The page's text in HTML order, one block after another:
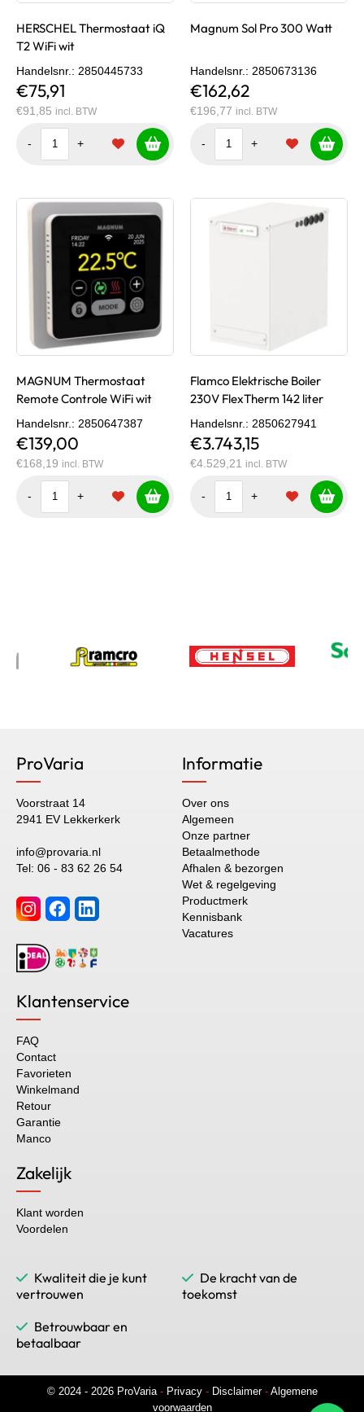
HERSCHEL Thermostaat iQ
T2 WiFi wit
Handelsnr. : 2850445733
€75,91
€91,85 incl. BTW
- +
Magnum Sol Pro 300 Watt
Handelsnr. : 2850673136
€162,62
€196,77 incl. BTW
- +
MAGNUM Thermostaat
Remote Controle WiFi wit
Handelsnr. : 2850647387
€139,00
€168,19 incl. BTW
- +
Flamco Elektrische Boiler
230V FlexTherm 142 liter
Handelsnr. : 2850627941
€3.743,15
€4.529,21 incl. BTW
- +
ProVaria
Voorstraat 14
2941 EV Lekkerkerk
info@provaria.nl
Tel: 06 - 83 62 26 54
Informatie
Over ons
Algemeen
Onze partner
Betaalmethode
Afhalen & bezorgen
Wet & regelgeving
Productmerk
Kennisbank
Vacatures
Klantenservice
FAQ
Contact
Favorieten
Winkelmand
Retour
Garantie
Manco
Zakelijk
Klant worden
Voordelen
Kwaliteit die je kunt
vertrouwen
De kracht van de
toekomst
Betrouwbaar en
betaalbaar
© 2024 - 2026 ProVaria - Privacy - Disclaimer - Algemene
voorwaarden